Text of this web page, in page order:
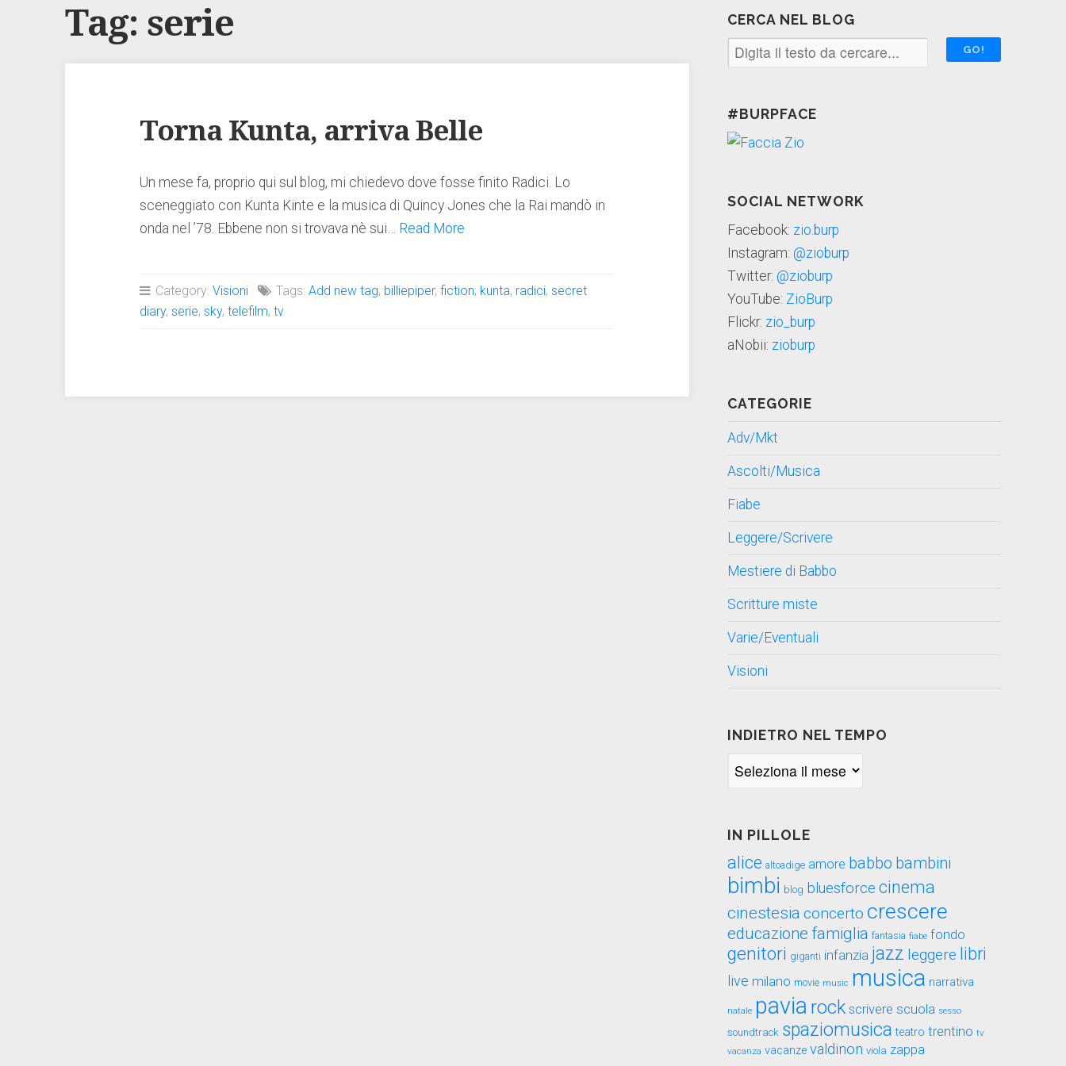
Tag: serie
Torna Kunta, arriva Belle
Un mese fa, proprio qui sul blog, mi chiedevo dove fosse finito Radici. Lo
sceneggiato con Kunta Kinte e la musica di Quincy Jones che la Rai mandò in
onda nel ’78. Ebbene non si trovava nè sui… Read More
Category:Visioni Tags:Add new tag, billiepiper,fiction, kunta, radici,secret
diary,serie,sky,telefilm,tv
CERCA NEL BLOG
#BURPFACE
SOCIAL NETWORK
Facebook: zio.burp
Instagram: @zioburp
Twitter: @zioburp
YouTube: ZioBurp
Flickr: zio_burp
aNobii: zioburp
CATEGORIE
Adv/Mkt
Ascolti/Musica
Fiabe
Leggere/Scrivere
Mestiere di Babbo
Scritture miste
Varie/Eventuali
Visioni
INDIETRO NEL TEMPO
Indietro
IN PILLOLE
alice altoadige amore babbo bambini
bimbi blog bluesforce cinema
cinestesia concerto crescere
educazione famiglia fantasia fiabe fondo
genitori giganti infanzia jazz leggere libri
live milano movie music musica narrativa
natale pavia rock scrivere scuola sesso
soundtrack spaziomusica teatro trentino tv
vacanza vacanze valdinon viola zappa